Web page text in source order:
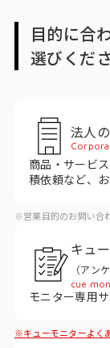
インテージの
会社情報ト
会社概要・
社長メッセ
役員紹介
沿革
目的に合
選びくだ
法人
商品・サービ
積依頼など、
※営業目的のお問い合
キュ
（アン
cue
モニター専用
※キューモニターよく